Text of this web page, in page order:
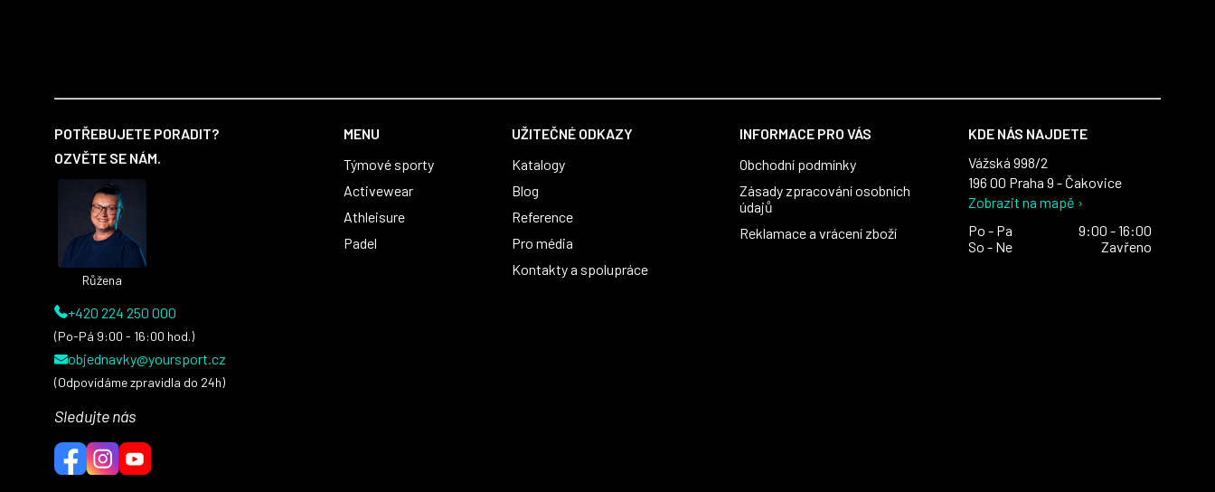
POTŘEBUJETE PORADIT?
OZVĚTE SE NÁM.
Růžena
+420 224 250 000
(Po-Pá 9:00 - 16:00 hod.)
objednavky@yoursport.cz
(Odpovídáme zpravidla do 24h)
Sledujte nás
MENU
Týmové sporty
Activewear
Athleisure
Padel
UŽITEČNÉ ODKAZY
Katalogy
Blog
Reference
Pro média
Kontakty a spolupráce
INFORMACE PRO VÁS
Obchodní podmínky
Zásady zpracování osobních
údajů
Reklamace a vrácení zboží
KDE NÁS NAJDETE
Vážská 998/2
196 00 Praha 9 - Čakovice
Zobrazit na mapě ›
Po - Pa
9:00 - 16:00
So - Ne
Zavřeno